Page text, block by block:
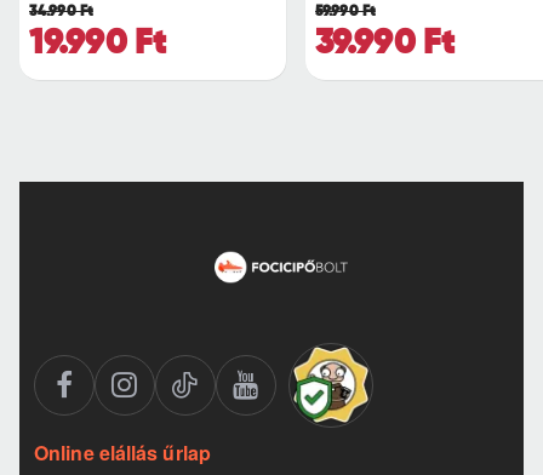
19.990 Ft
34.990 Ft
39.990 Ft
59.990 Ft
Online elállás űrlap